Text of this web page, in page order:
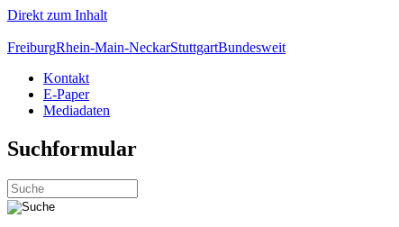
Direkt zum Inhalt
FreiburgRhein-Main-NeckarStuttgartBundesweit
Kontakt
E-Paper
Mediadaten
Suchformular